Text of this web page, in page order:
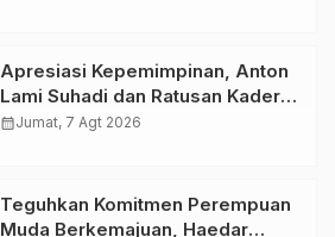
Apresiasi Kepemimpinan, Anton
Lami Suhadi dan Ratusan Kader
Golkar Klaten Ikut Rayakan Ultah
calendar_monthJumat, 7 Agt 2026
Teguhkan Komitmen Perempuan
Muda Berkemajuan, Haedar